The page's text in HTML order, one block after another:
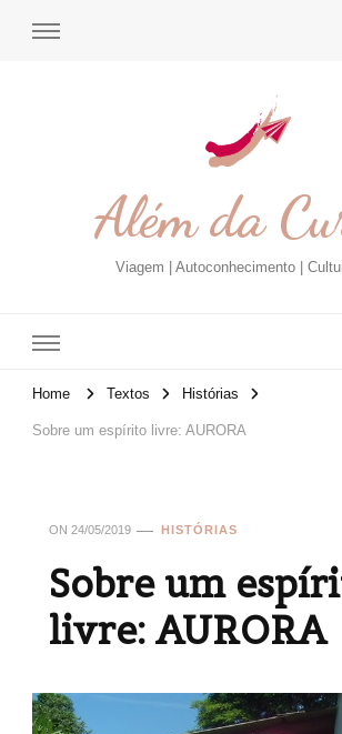
Além da
Viagem | Autoconhecimento |
Home Textos Histórias
Sobre um espírito livre: AURORA
ON 24/05/2019 HISTÓRIAS
Sobre um
livre: AURORA